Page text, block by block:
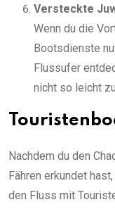
Versteckte
Wenn du die
Bootsdienste
Flussufer
nicht so leicht
Nachdem du den
Fähren erkundet
den Fluss mit